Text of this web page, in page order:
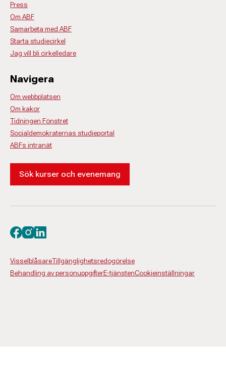
Press
Om ABF
Samarbeta med ABF
Starta studiecirkel
Jag vill bli cirkelledare
Navigera
Om webbplatsen
Om kakor
Tidningen Fönstret
Socialdemokraternas studieportal
ABFs intranät
Sök kurser och evenemang
VisselblåsareTillgänglighetsredogörelse
Behandling av personuppgifterE-tjänstenCookieinställningar
Besök oss på facebook
Besök oss på instagram
Besök oss på linkedin